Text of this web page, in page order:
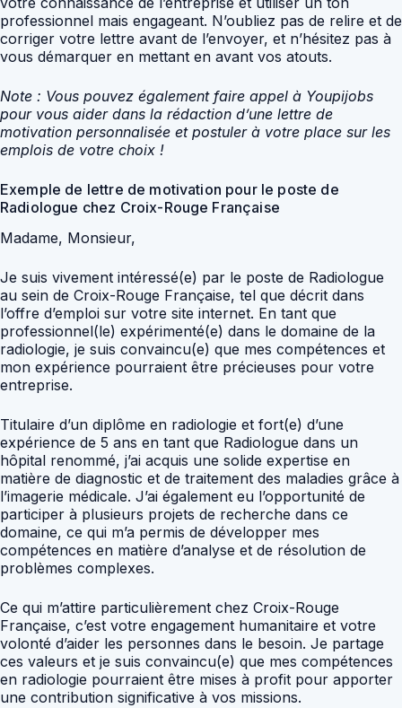
professionnel mais engageant. N’oubliez pas de relire et de
corriger votre lettre avant de l’envoyer, et n’hésitez pas à
vous démarquer en mettant en avant vos atouts.
Note : Vous pouvez également faire appel à Youpijobs
pour vous aider dans la rédaction d’une lettre de
motivation personnalisée et postuler à votre place sur les
emplois de votre choix !
Exemple de lettre de motivation pour le poste de
Radiologue chez Croix-Rouge Française
Madame, Monsieur,
Je suis vivement intéressé(e) par le poste de Radiologue
au sein de Croix-Rouge Française, tel que décrit dans
l’offre d’emploi sur votre site internet. En tant que
professionnel(le) expérimenté(e) dans le domaine de la
radiologie, je suis convaincu(e) que mes compétences et
mon expérience pourraient être précieuses pour votre
entreprise.
Titulaire d’un diplôme en radiologie et fort(e) d’une
expérience de 5 ans en tant que Radiologue dans un
hôpital renommé, j’ai acquis une solide expertise en
matière de diagnostic et de traitement des maladies grâce à
l’imagerie médicale. J’ai également eu l’opportunité de
participer à plusieurs projets de recherche dans ce
domaine, ce qui m’a permis de développer mes
compétences en matière d’analyse et de résolution de
problèmes complexes.
Ce qui m’attire particulièrement chez Croix-Rouge
Française, c’est votre engagement humanitaire et votre
volonté d’aider les personnes dans le besoin. Je partage
ces valeurs et je suis convaincu(e) que mes compétences
en radiologie pourraient être mises à profit pour apporter
une contribution significative à vos missions.